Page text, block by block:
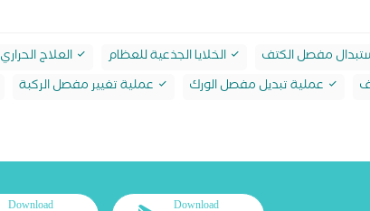
مفصل الكتف الخلايا الجذعية للعظام العلاج الحراري
عملية تبديل مفصل الورك عملية تغيير مفصل الركبة
Download
Download